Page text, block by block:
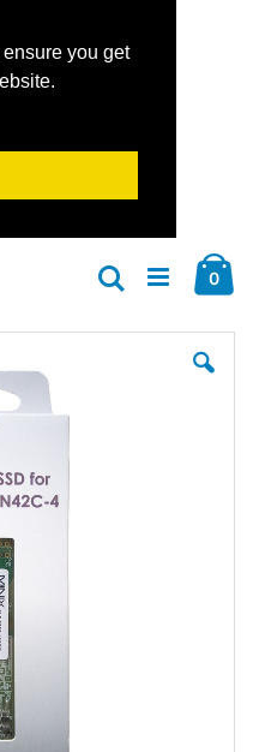
you get
0
Suche